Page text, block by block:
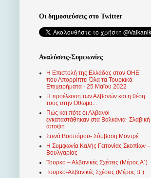
Οι δημοσιεύσεις στο Twitter
Αναλύσεις-Συμφωνίες
Η Επιστολή της Ελλάδας στον ΟΗΕ
που Απορρίπτει Όλα τα Τουρκικά
Επιχειρήματα - 25 Μαΐου 2022
Η προέλευση των Αλβανών και η θέση
τους στην Οθωμα...
Πώς και πότε οι Αλβανοί
εγκαταστάθηκαν στα Βαλκάνια- Σλαβική
άποψη
Στενά Βοσπόρου- Σύμβαση Μοντρέ
Η Συμφωνία Καλής Γειτονίας Σκοπίων –
Βουλγαρίας
Τουρκο – Αλβανικές Σχέσεις (Mέρος Α΄)
Τουρκο-Αλβανικές Σχέσεις (Μέρος Β΄)